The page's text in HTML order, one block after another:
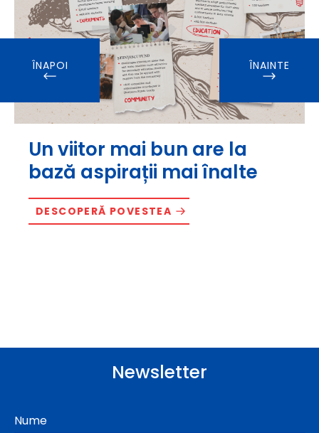
Un viitor mai bun are la
bază aspirații mai înalte
DESCOPERĂ POVESTEA
ÎNAPOI ÎNAINTE
Newsletter
Nume